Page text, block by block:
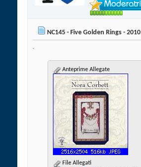
NC145 - Five Golden Rings - 2010
.
Anteprime Allegate
File Allegati